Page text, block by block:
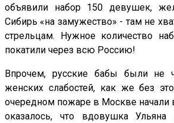
объявили набор 150 девушек,
Сибирь «на замужество» - там не
стрельцам. Нужное количество
покатили через всю Россию!
Впрочем, русские бабы были
женских слабостей, как же без
очередном пожаре в Москве начали
оказалось, что вдовушка Ульяна